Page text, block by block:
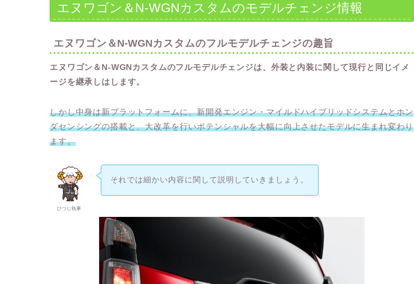
エヌワゴン＆N-WGNカスタムのモデルチェンジ情報
エヌワゴン＆N-WGNカスタムのフルモデルチェンジの趣旨
エヌワゴン＆N-WGNカスタムのフルモデルチェンジは、外装と内装に関して現行と同じイメ
ージを継承しはします。
しかし中身は新プラットフォームに、新開発エンジン・マイルドハイブリッドシステムとホン
ダセンシングの搭載と、大改革を行いポテンシャルを大幅に向上させたモデルに生まれ変わり
ます。
ひつじ執事
それでは細かい内容に関して説明していきましょう。